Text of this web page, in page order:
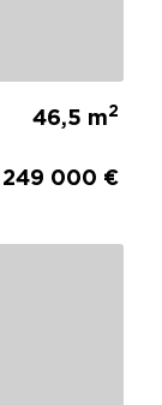
46,5 m2
249 000 €